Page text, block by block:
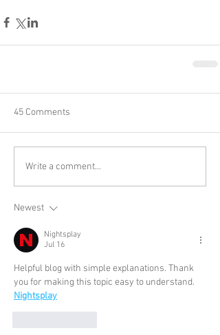
45 Comments
Write a comment...
Newest
Nightsplay
Jul 16
Helpful blog with simple explanations. Thank
you for making this topic easy to understand.
Nightsplay